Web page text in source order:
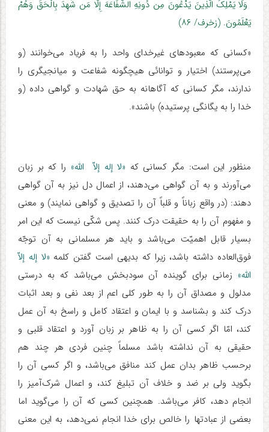
وَلَا یَمْلِکُ الَّذِینَ یَدْعُونَ مِن دُونِهِ الشَّفَاعَهَ إِلَّا مَن شَهِدَ بِالْحَقِّ وَهُمْ
یَعْلَمُونَ. (زخرف/ ۸۶)
«کسانی که معبودهای غیرخدای واحد را به فریاد می‌خوانند (و
می‌پرستند) اختیار و توانائی هیچگونه شفاعت و میانجیگری را
ندارند، مگر کسانی که آگاهانه به حق شهادت و گواهی داده (و
خدا را به یگانگی پرستیده) باشند».
منظور این است: مگر کسانی که «لا إله إلاّ الله» را که بر زبان
می‌آورند و به آن گواهی می‌دهند، از اعمال دل نیز به آن گواهی
دهند: (در واقع زباناً و قلباً آن را تصدیق و گواهی نمایند) و معنی
و مفهوم آن را به حقیقت درک کنند. پس شکّی نیست که این امر
بسیار قابل اهمیّت می‌باشد و باید هر مسلمانی به آن توجّه
فوق‌العاده داشته باشد، زیرا که بدیهی است گفتن کلمه «لا إله إلاّ
الله» زمانی برای گوینده آن سودبخش می‌باشد که به درستی
مدلول و مصداق آن را به طور کلی اعم از بعد نفی و بعد اثبات
درک کند و بشناسد و با ایمان و اعتقاد کامل و راسخ به آن عمل
کند، امّا اگر کسی آن را به ظاهر بر زبان آورد و اعتقاد قلبی و
حقیقی به آن نداشته باشد مسلماً چنین فردی هر چند هم
برحسب ظاهر بدان عمل کند منافق می‌باشد، و اگر کسی آن را
بگوید ولی بر ضد و خلاف آن تبلیغ کند، و اعمال شرک‌آمیز را
انجام دهد، کافر می‌باشد. همچنین کسی که آن را می‌گوید اما
بعضی از عبادتها را خالص برای خدا انجام نمی‌دهد، به این معنی